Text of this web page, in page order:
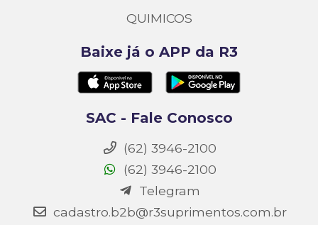
QUIMICOS
Baixe já o APP da R3
SAC - Fale Conosco
(62) 3946-2100
(62) 3946-2100
Telegram
cadastro.b2b@r3suprimentos.com.br